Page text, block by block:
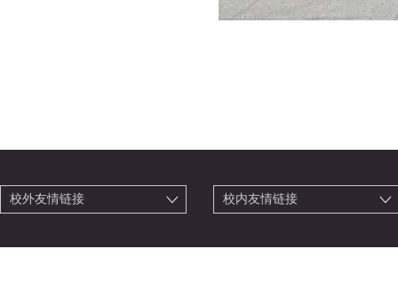
校外友情链接 校内友情链接